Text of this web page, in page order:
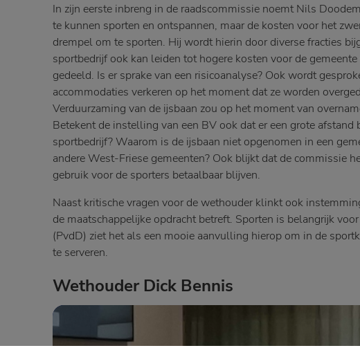
In zijn eerste inbreng in de raadscommissie noemt Nils
te kunnen sporten en ontspannen, maar de kosten voor het
drempel om te sporten. Hij wordt hierin door diverse fracties
sportbedrijf ook kan leiden tot hogere kosten voor de
gedeeld. Is er sprake van een risicoanalyse? Ook wordt
accommodaties verkeren op het moment dat ze worden
Verduurzaming van de ijsbaan zou op het moment van
Betekent de instelling van een BV ook dat er een grote
sportbedrijf? Waarom is de ijsbaan niet opgenomen in een
andere West-Friese gemeenten? Ook blijkt dat de commissie
gebruik voor de sporters betaalbaar blijven.
Naast kritische vragen voor de wethouder klinkt ook
de maatschappelijke opdracht betreft. Sporten is belangrijk
(PvdD) ziet het als een mooie aanvulling hierop om in de
te serveren.
Wethouder Dick Bennis